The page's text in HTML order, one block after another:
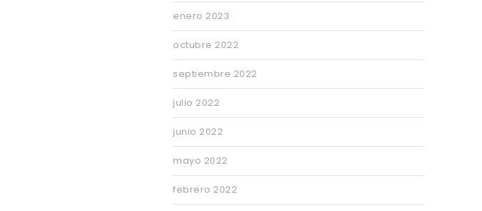
enero 2023
octubre 2022
septiembre 2022
julio 2022
junio 2022
mayo 2022
febrero 2022